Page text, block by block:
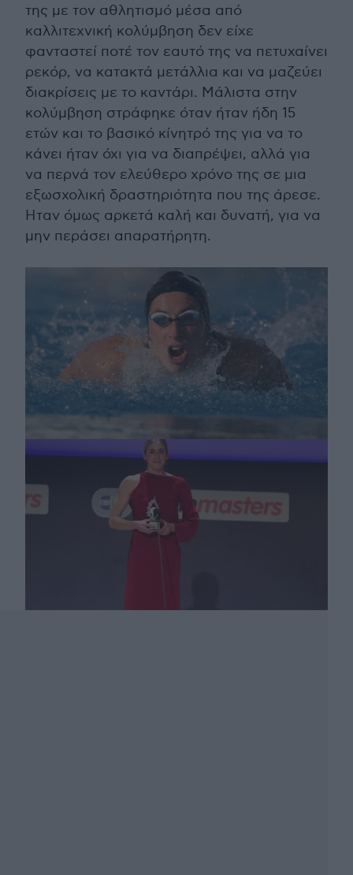
της με τον αθλητισμό μέσα από
καλλιτεχνική κολύμβηση δεν είχε
φανταστεί ποτέ τον εαυτό της να πετυχαίνει
ρεκόρ, να κατακτά μετάλλια και να μαζεύει
διακρίσεις με το καντάρι. Μάλιστα στην
κολύμβηση στράφηκε όταν ήταν ήδη 15
ετών και το βασικό κίνητρό της για να το
κάνει ήταν όχι για να διαπρέψει, αλλά για
να περνά τον ελεύθερο χρόνο της σε μια
εξωσχολική δραστηριότητα που της άρεσε.
Ηταν όμως αρκετά καλή και δυνατή, για να
μην περάσει απαρατήρητη.